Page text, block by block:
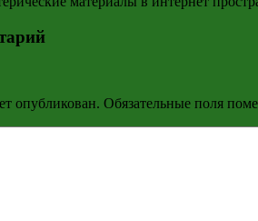
опубликован. Обязательные поля